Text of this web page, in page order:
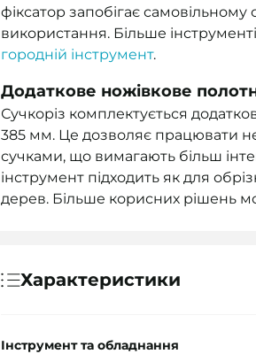
фіксатор запобігає
використання. Більше
городній інструмент.
Додаткове ножівкове
Сучкоріз комплектується
385 мм. Це дозволяє працювати
сучками, що вимагають більш
інструмент підходить як для
дерев. Більше корисних рішень
Характеристики
Інструмент та обладнання